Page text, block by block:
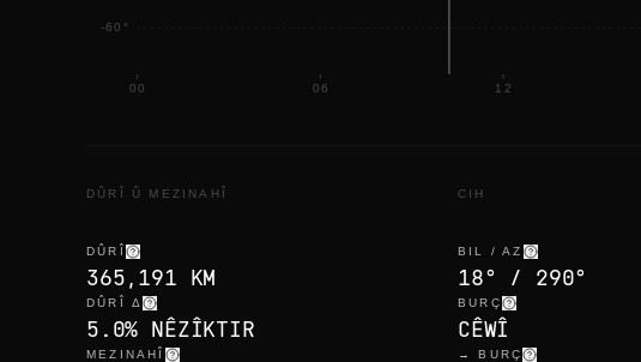
-60°
00 06 12
DÛRÎ Û MEZINAHÎ
DÛRÎ
365,191 KM
DÛRÎ Δ
5.0% NÊZÎKTIR
MEZINAHÎ
CIH
BIL / AZ
18° / 290°
BURÇ
CÊWÎ
→ BURÇ